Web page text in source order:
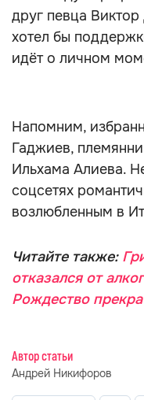
друг певца
хотел бы
идёт о личном
Напомним,
Гаджиев,
Ильхама Алиева.
соцсетях
возлюбленным в
Читайте также:
отказался от
Рождество
Автор статьи
Андрей Никифоров